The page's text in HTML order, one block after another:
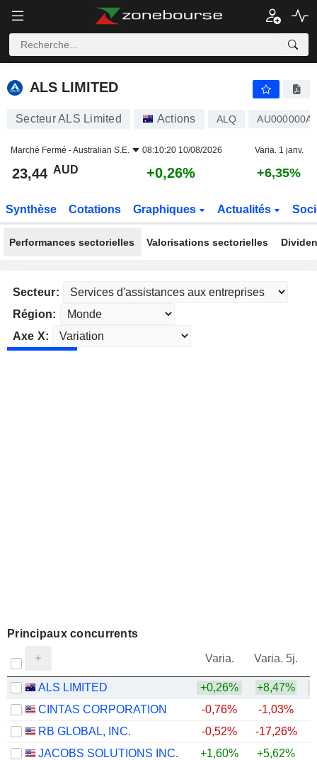
ALS LIMITED
ALS LIMITED
Secteur ALS Limited Actions ALQ
Marché Fermé -Australian S.E. 08:10:20 10/08/2026 Varia. 1 janv.
23,44 AUD +0,26% +6,35%
Synthèse Cotations Graphiques Actualités
Performances sectorielles Valorisations sectorielles
Secteur:
Région:
Axe X:
Principaux concurrents
Varia. Varia. 5j.
ALS LIMITED
+0,26% +8,47%
CINTAS CORPORATION
-0,76% -1,03%
RB GLOBAL, INC.
-0,52% -17,26%
JACOBS SOLUTIONS INC.
+1,60% +5,62%